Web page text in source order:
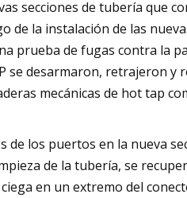
secciones de tubería que
de la instalación de las
prueba de fugas contra la
se desarmaron, retrajeron
mecánicas de hot tap
de los puertos en la nueva
de la tubería, se
en un extremo del